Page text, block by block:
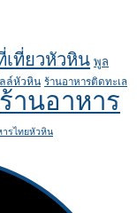
เที่ยวหัวหิน พูล
ล์หัวหิน ร้านอาหารติดทะเล
ร้านอาหาร
ารไทยหัวหิน